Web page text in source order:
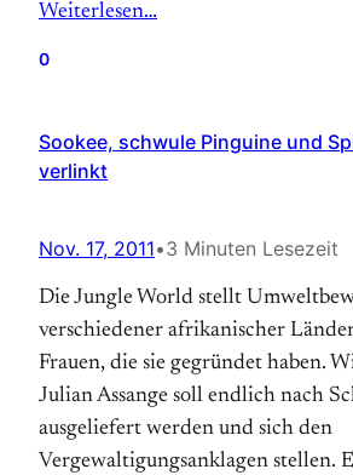
Weiterlesen…
0
Sookee, schwule Pinguine und
verlinkt
Nov. 17, 2011•3 Minuten Lesezeit
Die Jungle World stellt
verschiedener afrikanischer
Frauen, die sie gegründet haben.
Julian Assange soll endlich nach
ausgeliefert werden und sich den
Vergewaltigungsanklagen stellen.